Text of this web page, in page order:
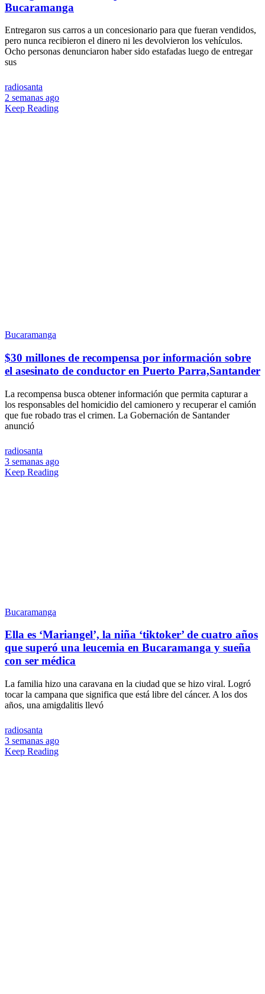
Bucaramanga
Entregaron sus carros a un concesionario para que fueran vendidos,
pero nunca recibieron el dinero ni les devolvieron los vehículos.
Ocho personas denunciaron haber sido estafadas luego de entregar
sus
radiosanta
2 semanas ago
Keep Reading
Bucaramanga
$30 millones de recompensa por información sobre
el asesinato de conductor en Puerto Parra,Santander
La recompensa busca obtener información que permita capturar a
los responsables del homicidio del camionero y recuperar el camión
que fue robado tras el crimen. La Gobernación de Santander
anunció
radiosanta
3 semanas ago
Keep Reading
Bucaramanga
Ella es ‘Mariangel’, la niña ‘tiktoker’ de cuatro años
que superó una leucemia en Bucaramanga y sueña
con ser médica
La familia hizo una caravana en la ciudad que se hizo viral. Logró
tocar la campana que significa que está libre del cáncer. A los dos
años, una amigdalitis llevó
radiosanta
3 semanas ago
Keep Reading